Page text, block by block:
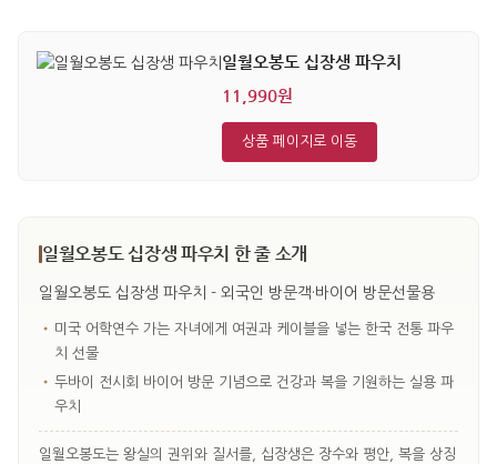
일월오봉도 십장생 파우치
11,990원
상품 페이지로 이동
일월오봉도 십장생 파우치 한 줄 소개
일월오봉도 십장생 파우치 - 외국인 방문객·바이어 방문선물용
• 미국 어학연수 가는 자녀에게 여권과 케이블을 넣는 한국 전통 파우
치 선물
• 두바이 전시회 바이어 방문 기념으로 건강과 복을 기원하는 실용 파
우치
일월오봉도는 왕실의 권위와 질서를, 십장생은 장수와 평안, 복을 상징